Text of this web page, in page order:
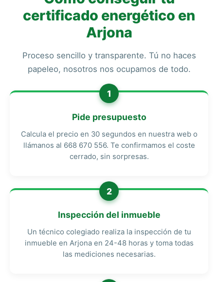
certificado energético en
Arjona
Proceso sencillo y transparente. Tú no haces
papeleo, nosotros nos ocupamos de todo.
1
Pide presupuesto
Calcula el precio en 30 segundos en nuestra web o
llámanos al 668 670 556. Te confirmamos el coste
cerrado, sin sorpresas.
2
Inspección del inmueble
Un técnico colegiado realiza la inspección de tu
inmueble en Arjona en 24-48 horas y toma todas
las mediciones necesarias.